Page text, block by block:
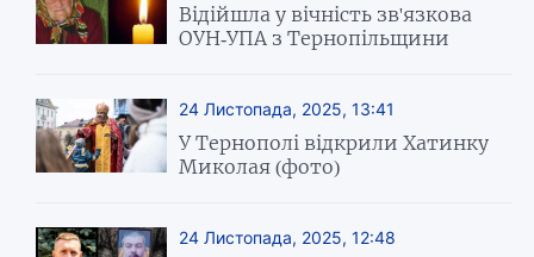
Відійшла у вічність зв'язкова
ОУН-УПА з Тернопільщини
24 Листопада, 2025, 13:41
У Тернополі відкрили Хатинку
Миколая (фото)
24 Листопада, 2025, 12:48